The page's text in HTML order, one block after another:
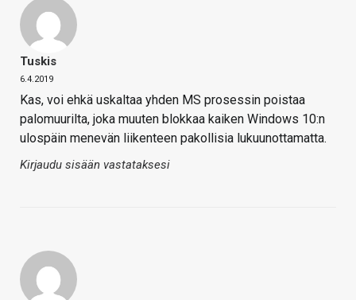
Tuskis
6.4.2019
Kas, voi ehkä uskaltaa yhden MS prosessin poistaa
palomuurilta, joka muuten blokkaa kaiken Windows 10:n
ulospäin menevän liikenteen pakollisia lukuunottamatta.
Kirjaudu sisään vastataksesi